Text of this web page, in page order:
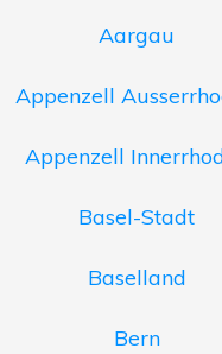
Aargau
Appenzell
Appenzell
Basel-Stadt
Baselland
Bern